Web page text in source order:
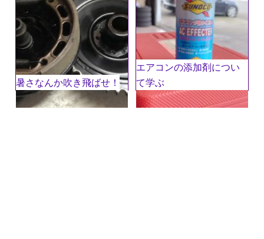
名前※
暑さなんか吹き飛ばせ！
エアコンの添加剤につい
て学ぶ